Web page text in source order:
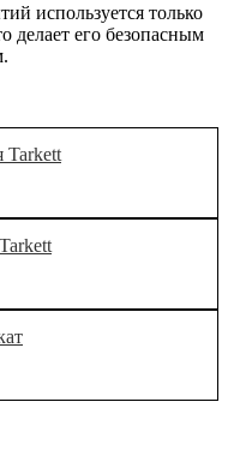
используется только
делает его безопасным
Tarkett